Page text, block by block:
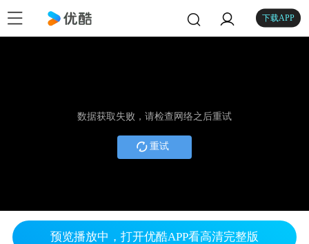
下载APP
数据获取失败，请检查网络之后重试
重试
预览播放中，打开优酷APP看高清完整版